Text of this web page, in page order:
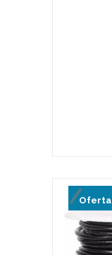
Oferta